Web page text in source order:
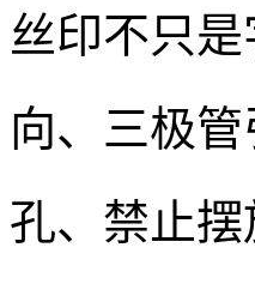
丝印不只
向、三极
孔、禁止